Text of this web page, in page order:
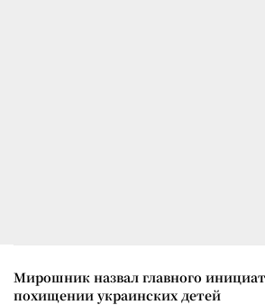
Мирошник назвал главного
похищении украинских детей